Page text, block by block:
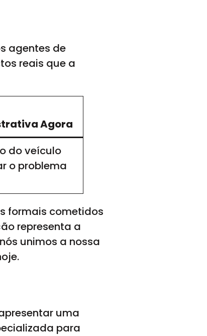
agentes de
reais que a
Agora
do veículo
o problema
formais cometidos
representa a
unimos a nossa
uma
para